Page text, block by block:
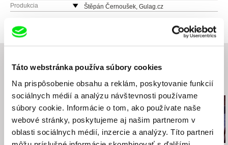
Táto webstránka používa súbory cookies
Na prispôsobenie obsahu a reklám, poskytovanie funkcií
sociálnych médií a analýzu návštevnosti používame
súbory cookie. Informácie o tom, ako používate naše
webové stránky, poskytujeme aj našim partnerom v
oblasti sociálnych médií, inzercie a analýzy. Títo partneri
Produkcia
Štěpán Černoušek, Gulag.cz
Súvisiace filmy (20)